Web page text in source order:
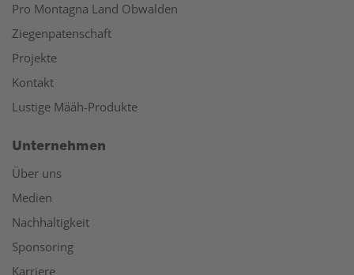
Pro Montagna Land Obwalden
Ziegenpatenschaft
Projekte
Kontakt
Lustige Määh-Produkte
Unternehmen
Über uns
Medien
Nachhaltigkeit
Sponsoring
Karriere